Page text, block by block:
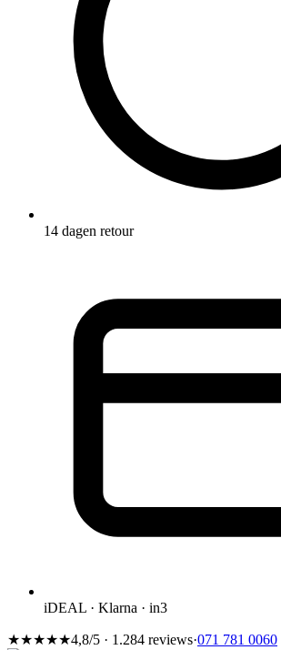
14 dagen retour
iDEAL · Klarna · in3
★★★★★4,8/5 · 1.284 reviews·071 781 0060